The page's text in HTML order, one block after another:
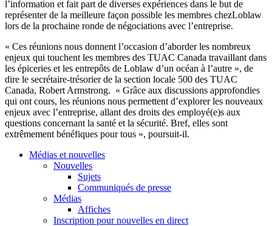
l’information et fait part de diverses expériences dans le but de
représenterde la meilleure façon possible les membres chezLoblaw
lors de la prochaine ronde de négociations avec l’entreprise.
« Ces réunions nous donnent l’occasion d’aborderles nombreux
enjeux qui touchent les membres des TUAC Canada travaillant dans
les épiceries et les entrepôts de Loblaw d’un océan à l’autre », de
dire le secrétaire-trésorierde la section locale 500 des TUAC
Canada, Robert Armstrong. « Grâce aux discussions approfondies
qui ont cours, les réunions nous permettent d’explorerles nouveaux
enjeux avec l’entreprise, allant des droits des employé(e)s aux
questions concernant la santé et la sécurité. Bref, elles sont
extrêmement bénéfiques pourtous », poursuit-il.
Médias et nouvelles
Nouvelles
Sujets
Communiqués de presse
Médias
Affiches
Inscription pour nouvelles en direct